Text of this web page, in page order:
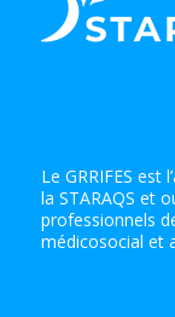
Le GRRIFES
la STARAQS et
professionnels
médicosocial et